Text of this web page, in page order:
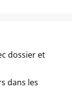
dossier et
dans les